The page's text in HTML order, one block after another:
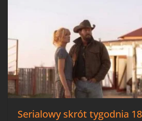
Serialowy skrót tygodnia